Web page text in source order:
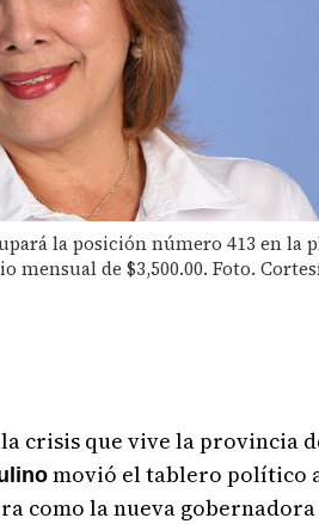
la posición número 413 en la
mensual de $3,500.00. Foto.
crisis que vive la provincia
movió el tablero político
como la nueva